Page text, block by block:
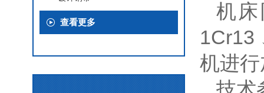
查看更多
机
1Cr13
机进